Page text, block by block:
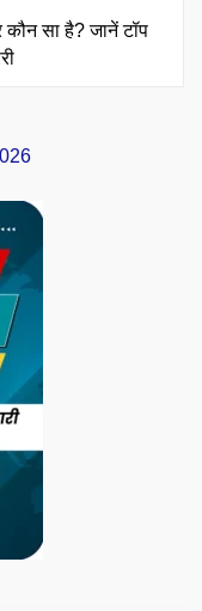
सा है? जानें टॉप